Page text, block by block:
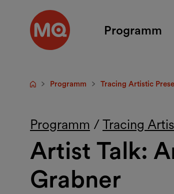
Programm
StartseiteProgramm Tracing Artistic
Programm /Tracing
Artist Talk:
Grabner